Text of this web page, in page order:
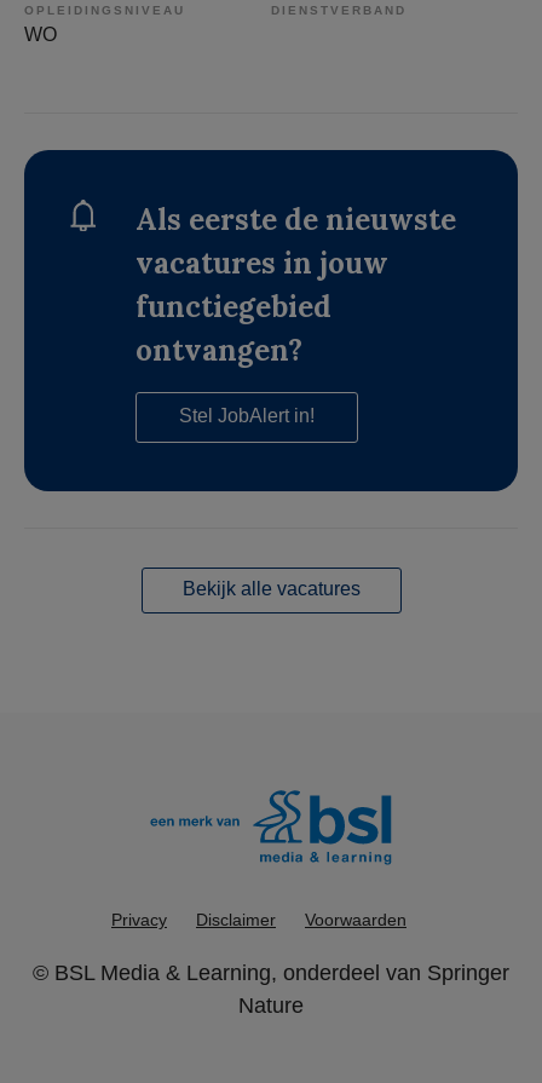
OPLEIDINGSNIVEAU
WO
DIENSTVERBAND
Als eerste de nieuwste
vacatures in jouw
functiegebied
ontvangen?
Stel JobAlert in!
Bekijk alle vacatures
Privacy Disclaimer Voorwaarden
© BSL Media & Learning, onderdeel van Springer
Nature